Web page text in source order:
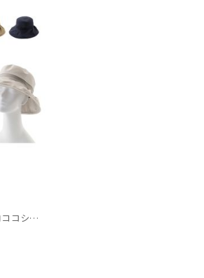
【UVカット帽子】ヒロココシノ（HIROKO KOSHINO）カサブランカ 遮光100 UV100 手洗いOK サイズ調整